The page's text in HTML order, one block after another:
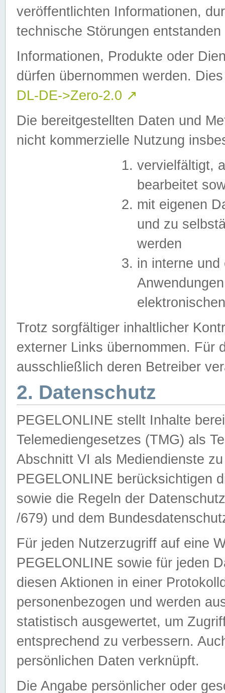
veröffentlichten Informationen,
technische Störungen
Informationen, Produkte oder
dürfen übernommen werden.
DL-DE->Zero-2.0 ↗
Die bereitgestellten Daten und
nicht kommerzielle Nutzung
vervielfältigt,
bearbeitet
mit eigenen
und zu
werden
in interne
Trotz sorgfältiger inhaltlicher
externer Links übernommen. Für
ausschließlich deren Betreiber
2. Datenschutz
PEGELONLINE stellt Inhalte
Telemediengesetzes (TMG) als
Abschnitt VI als Mediendienste
PEGELONLINE berücksichtigen
sowie die Regeln der
/679) und dem
Für jeden Nutzerzugriff auf eine
PEGELONLINE sowie für jeden
diesen Aktionen in einer
personenbezogen und werden
statistisch ausgewertet, um
entsprechend zu verbessern.
persönlichen Daten verknüpft.
Die Angabe persönlicher oder